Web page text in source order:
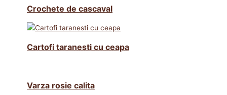
Crochete de cascaval
Cartofi taranesti cu ceapa
Varza rosie calita